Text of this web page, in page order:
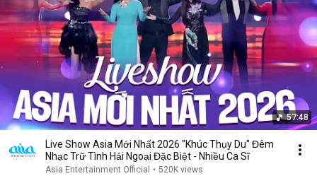
57:48
Live Show Asia Mới Nhất 2026 "Khúc Thụy Du" Đêm
Nhạc Trữ Tình Hải Ngoại Đặc Biệt - Nhiều Ca Sĩ
Asia Entertainment Official • 520K views